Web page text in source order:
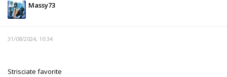
Massy73
31/08/2024, 10:34
Strisciate favorite